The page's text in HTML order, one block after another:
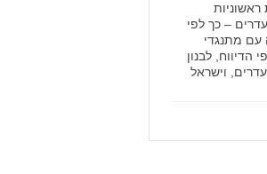
ראשוניות
– כך לפי
עם מתנגדי
הדיווח, לבנון
וישראל